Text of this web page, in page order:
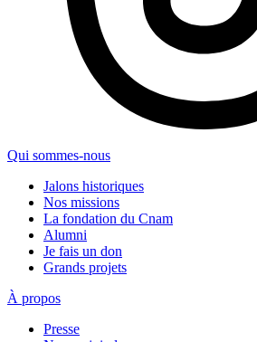
Qui sommes-nous
Jalons historiques
Nos missions
La fondation du Cnam
Alumni
Je fais un don
Grands projets
À propos
Presse